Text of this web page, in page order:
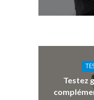
Testez